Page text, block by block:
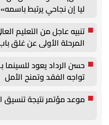
ليا إن نجاحي يرتبط باسمه»
تنبيه عاجل من التعليم
المرحلة الأولى عن غلق
حسن الرداد يعود
تواجه الفقد وتمنح الأمل
موعد مؤتمر نتيجة تنسيق المرحلة